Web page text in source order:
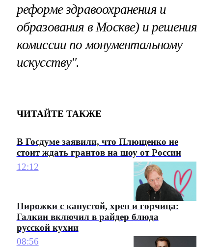
реформе здравоохранения и
образования в Москве) и решения
комиссии по монументальному
искусству".
ЧИТАЙТЕ ТАКЖЕ
В Госдуме заявили, что Плющенко не
стоит ждать грантов на шоу от России
12:12
Пирожки с капустой, хрен и горчица:
Галкин включил в райдер блюда
русской кухни
08:56